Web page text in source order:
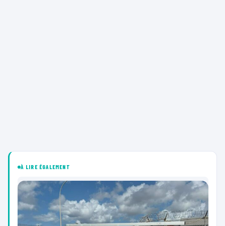
À LIRE ÉGALEMENT